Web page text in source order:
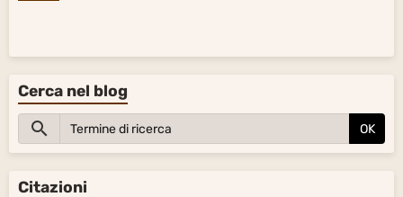
Cerca nel blog
OK
Citazioni